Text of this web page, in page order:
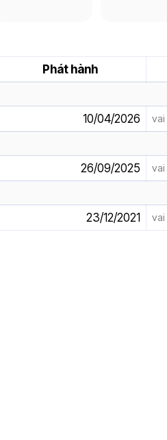
Phát hành
10/04/2026 vai
26/09/2025
vai
23/12/2021 vai